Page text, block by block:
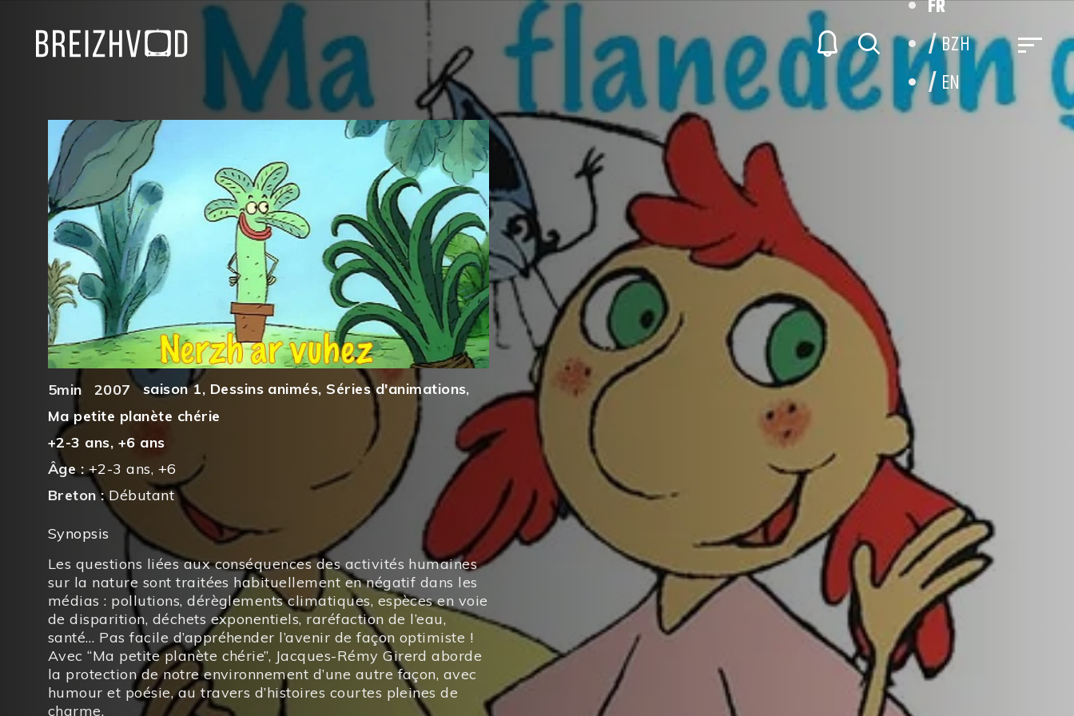
FR
BZH
EN
5min 2007 saison 1, Dessins animés, Séries d'animations,
Ma petite planète chérie
+2-3 ans, +6 ans
Âge :+2-3 ans, +6
Breton :Débutant
Synopsis
Les questions liées aux conséquences des activités humaines
sur la nature sont traitées habituellement en négatif dans les
médias : pollutions, dérèglements climatiques, espèces en voie
de disparition, déchets exponentiels, raréfaction de l’eau,
santé… Pas facile d’appréhender l’avenir de façon optimiste !
Avec “Ma petite planète chérie”, Jacques-Rémy Girerd aborde
la protection de notre environnement d’une autre façon, avec
humour et poésie, au travers d’histoires courtes pleines de
charme.